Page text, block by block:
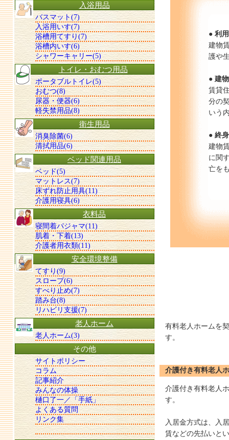
● 利
建物
護や
● 建
賃貸
分の
いう
● 終
建物
に関
亡を
有料老人ホームを
す。
介護付き有料老人
介護付き有料老人
す。
入居金方式は、入
賃などの先払いと
入浴用品
バスマット(7)
入浴用いす(7)
浴槽用てすり(7)
浴槽内いす(6)
シャワーキャリー(5)
トイレ・おむつ用品
ポータブルトイレ(5)
おむつ(8)
尿器・便器(6)
軽失禁用品(8)
衛生用品
消臭除菌(6)
清拭用品(6)
ベッド関連用品
ベッド(5)
マットレス(7)
床ずれ防止用具(11)
介護用寝具(6)
衣料品
寝間着パジャマ(11)
肌着・下着(13)
介護者用衣類(11)
安全環境整備
てすり(9)
スロープ(6)
すべり止め(7)
踏み台(8)
リハビリ支援(7)
老人ホーム
老人ホーム(3)
その他
サイトポリシー
コラム
記事紹介
みんなの体操
樋口了一／「手紙」
よくある質問
リンク集